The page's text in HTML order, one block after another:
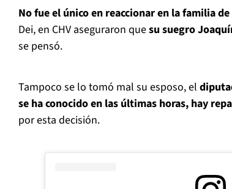
No fue el único en reaccionar en la familia
Dei, en CHV aseguraron quesu suegro
se pensó.
Tampoco se lo tomó mal su esposo, el
se ha conocido en las últimas horas, hay
por esta decisión.